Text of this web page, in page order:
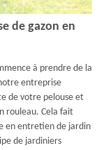
de gazon en
à prendre de la
entreprise
de votre pelouse et
rouleau. Cela fait
en entretien de jardin
de jardiniers